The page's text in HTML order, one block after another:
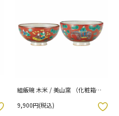
組飯碗 木米 / 美山窯 （化粧箱入
9,900円(税込)
お気に入りボタン